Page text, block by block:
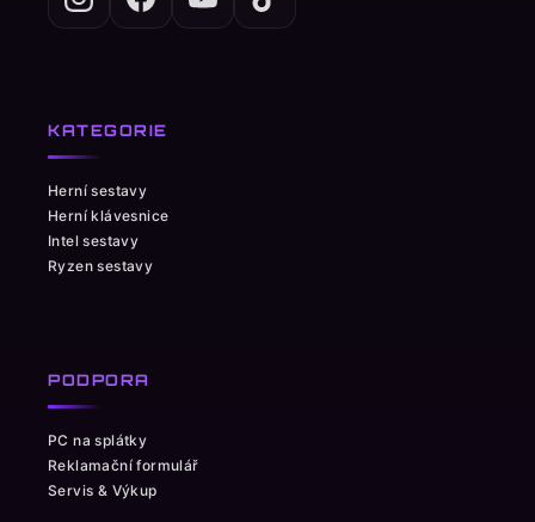
KATEGORIE
Herní sestavy
Herní klávesnice
Intel sestavy
Ryzen sestavy
PODPORA
PC na splátky
Reklamační formulář
Servis & Výkup